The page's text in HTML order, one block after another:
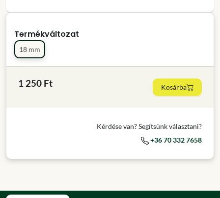
Termékváltozat
18 mm
1 250 Ft Kosárba
Kérdése van? Segítsünk választani?
+36 70 332 7658